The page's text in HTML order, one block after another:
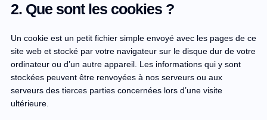
2. Que sont les cookies ?
Un cookie est un petit fichier simple envoyé avec les pages de ce
site web et stocké par votre navigateur sur le disque dur de votre
ordinateur ou d’un autre appareil. Les informations qui y sont
stockées peuvent être renvoyées à nos serveurs ou aux
serveurs des tierces parties concernées lors d’une visite
ultérieure.